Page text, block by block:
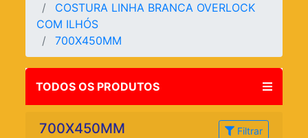
COSTURA LINHA BRANCA OVERLOCK
COM ILHÓS
700X450MM
TODOS OS PRODUTOS
700X450MM Filtrar